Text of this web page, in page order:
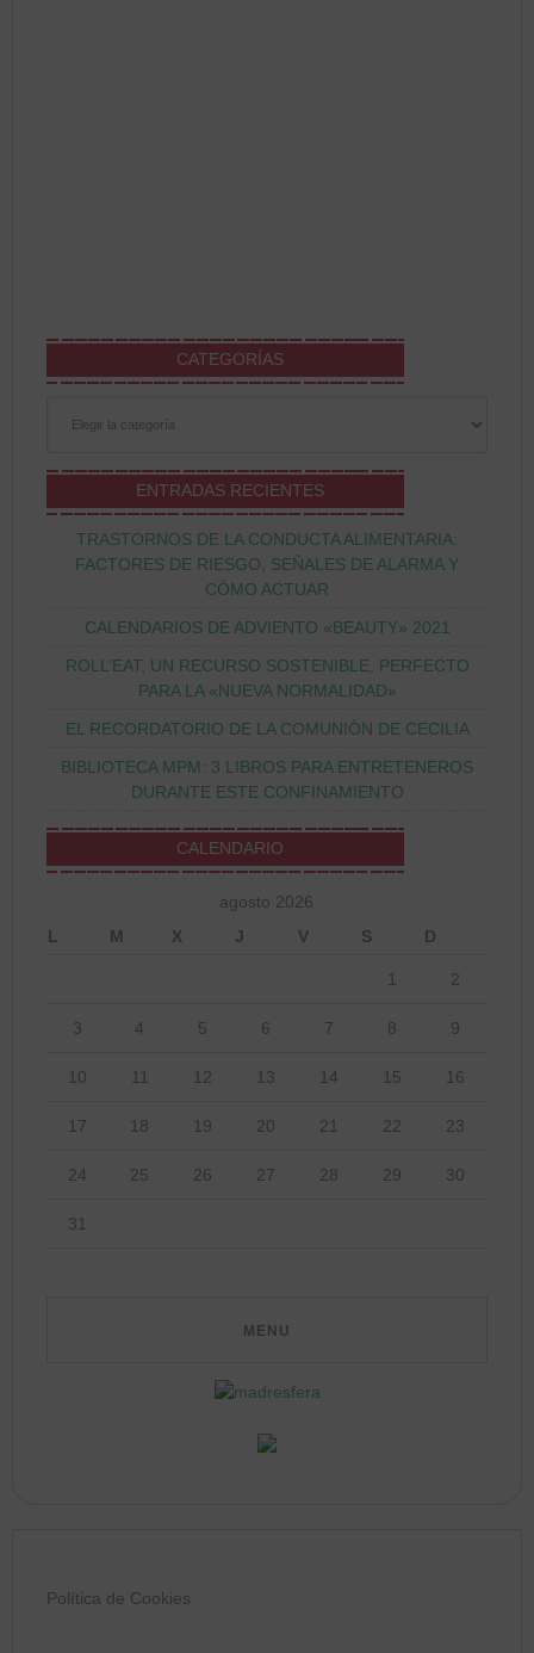
CATEGORÍAS
ENTRADAS RECIENTES
TRASTORNOS DE LA CONDUCTA ALIMENTARIA:
FACTORES DE RIESGO, SEÑALES DE ALARMA Y
CÓMO ACTUAR
CALENDARIOS DE ADVIENTO «BEAUTY» 2021
ROLL’EAT, UN RECURSO SOSTENIBLE, PERFECTO
PARA LA «NUEVA NORMALIDAD»
EL RECORDATORIO DE LA COMUNIÓN DE CECILIA
BIBLIOTECA MPM: 3 LIBROS PARA ENTRETENEROS
DURANTE ESTE CONFINAMIENTO
CALENDARIO
agosto 2026
L
M X J V S D
1 2
3 4 5 6 7 8 9
10 11 12 13 14 15 16
17 18 19 20 21 22 23
24 25 26 27 28 29 30
31
Política de Cookies